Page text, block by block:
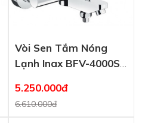
Vòi Sen Tắm Nóng
Lạnh Inax BFV-4000S
5.250.000đ
6.610.000đ